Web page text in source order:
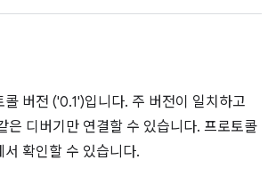
버전 ('0.1')입니다. 주 버전이 일치하고
은 디버기만 연결할 수 있습니다. 프로토콜
서 확인할 수 있습니다.